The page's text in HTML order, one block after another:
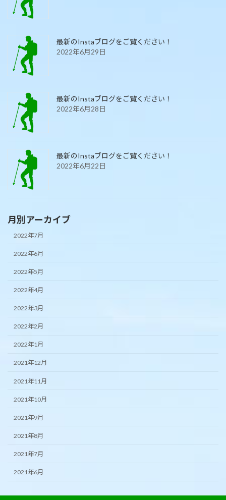
最新のInstaブログをご覧ください！
2022年6月29日
最新のInstaブログをご覧ください！
2022年6月28日
最新のInstaブログをご覧ください！
2022年6月22日
月別アーカイブ
2022年7月
2022年6月
2022年5月
2022年4月
2022年3月
2022年2月
2022年1月
2021年12月
2021年11月
2021年10月
2021年9月
2021年8月
2021年7月
2021年6月